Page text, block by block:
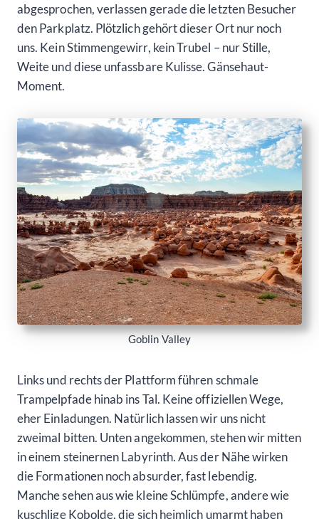
abgesprochen, verlassen gerade die letzten Besucher
den Parkplatz. Plötzlich gehört dieser Ort nur noch
uns. Kein Stimmengewirr, kein Trubel – nur Stille,
Weite und diese unfassbare Kulisse. Gänsehaut-
Moment.
Goblin Valley
Links und rechts der Plattform führen schmale
Trampelpfade hinab ins Tal. Keine offiziellen Wege,
eher Einladungen. Natürlich lassen wir uns nicht
zweimal bitten. Unten angekommen, stehen wir mitten
in einem steinernen Labyrinth. Aus der Nähe wirken
die Formationen noch absurder, fast lebendig.
Manche sehen aus wie kleine Schlümpfe, andere wie
kuschlige Kobolde, die sich heimlich umarmt haben